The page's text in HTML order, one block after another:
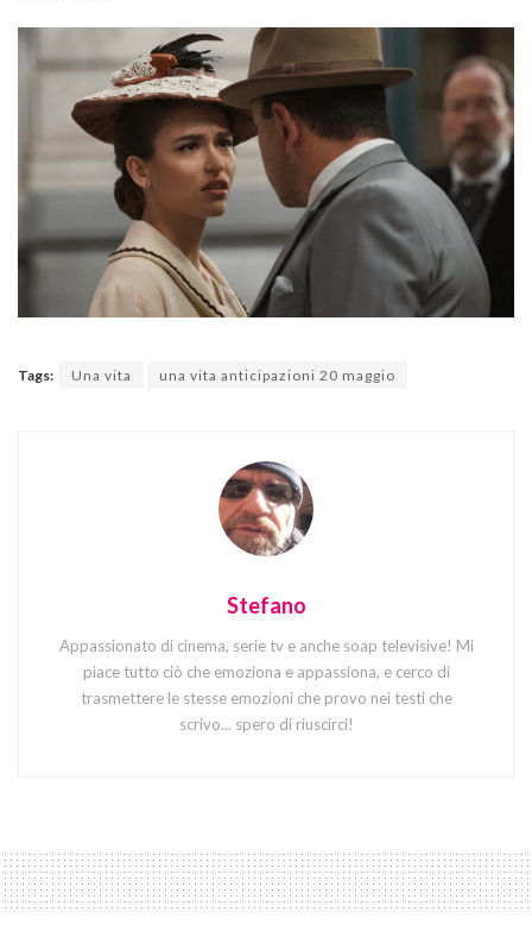
Tags: Una vita una vita anticipazioni 20 maggio
Stefano
Appassionato di cinema, serie tv e anche soap televisive! Mi
piace tutto ciò che emoziona e appassiona, e cerco di
trasmettere le stesse emozioni che provo nei testi che
scrivo... spero di riuscirci!